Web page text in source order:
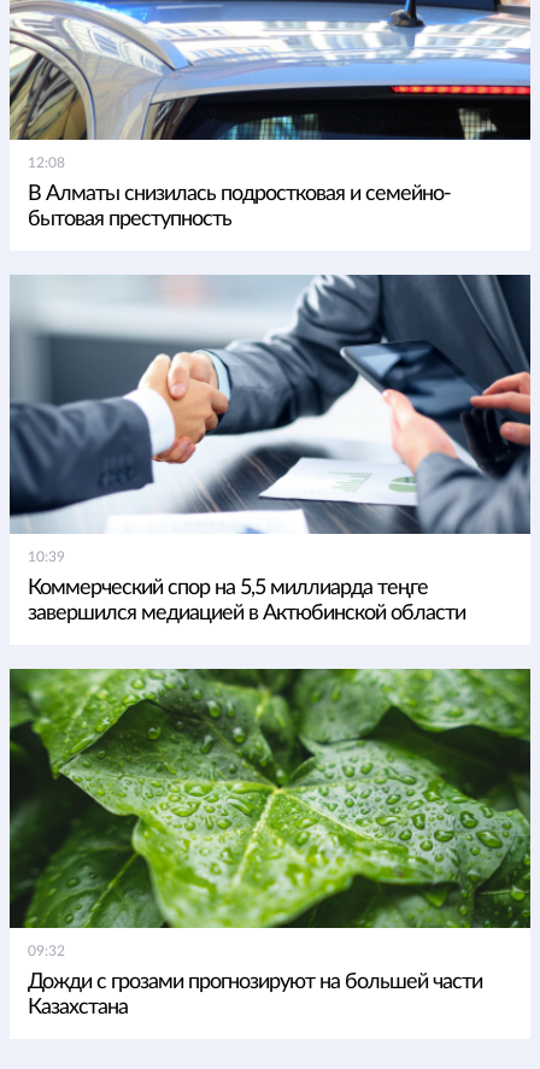
12:08
В Алматы снизилась подростковая и семейно-
бытовая преступность
10:39
Коммерческий спор на 5,5 миллиарда теңге
завершился медиацией в Актюбинской области
09:32
Дожди с грозами прогнозируют на большей части
Казахстана